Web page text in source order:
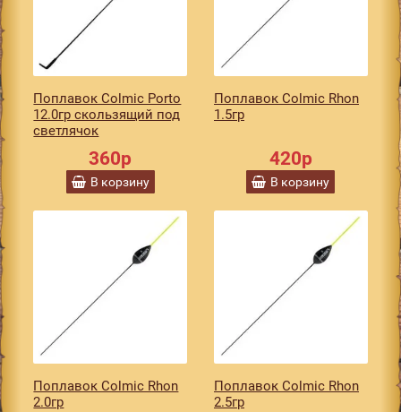
Поплавок Colmic Porto
12.0гр скользящий под
светлячок
360р
В корзину
Поплавок Colmic Rhon
1.5гр
420р
В корзину
Поплавок Colmic Rhon
2.0гр
Поплавок Colmic Rhon
2.5гр